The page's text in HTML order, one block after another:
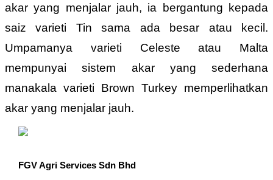
akar yang menjalar jauh, ia bergantung kepada
saiz varieti Tin sama ada besar atau kecil.
Umpamanya varieti Celeste atau Malta
mempunyai sistem akar yang sederhana
manakala varieti Brown Turkey memperlihatkan
akar yang menjalar jauh.
FGV Agri Services Sdn Bhd